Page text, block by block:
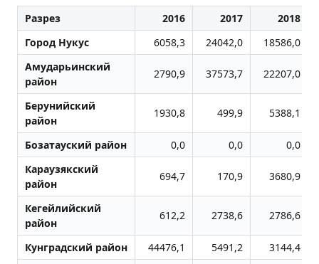
Разрез
2016 2017
2018
Город Нукус
6058,3 24042,0
18586,0
Амударьинский
район
2790,9 37573,7 22207,0
Берунийский
район
1930,8 499,9 5388,1
Бозатауский район 0,0 0,0
0,0
Караузякский
район
694,7 170,9 3680,9
Кегейлийский
район
612,2 2738,6 2786,6
Кунградский район 44476,1 5491,2
3144,4